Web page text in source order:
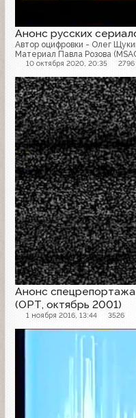
Анонс русских
Автор оцифровки - Олег
Материал Павла Розова
10 октября 2020, 20:35 2796
Анонс спецрепортажа
(ОРТ, октябрь 2001)
1 ноября 2016, 13:44 3526
Анонс